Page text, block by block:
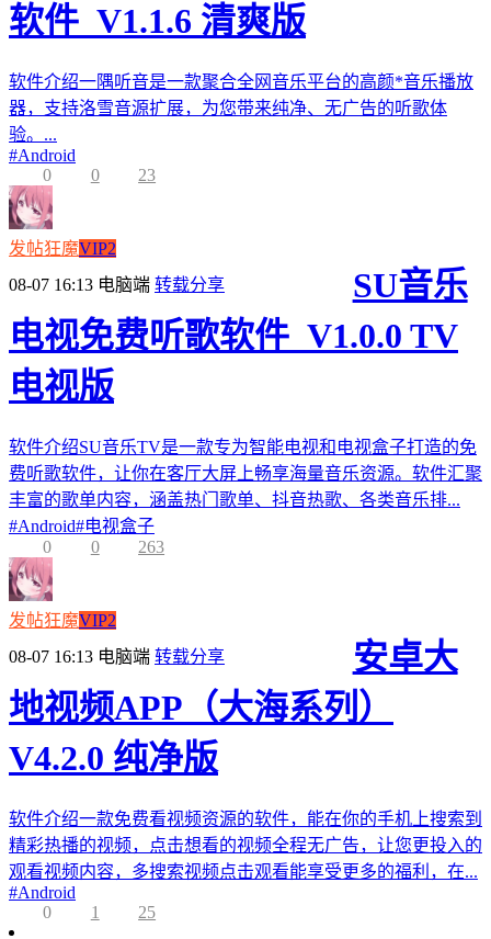
软件_V1.1.6 清爽版
软件介绍一隅听音是一款聚合全网音乐平台的高颜*音乐播放
器，支持洛雪音源扩展，为您带来纯净、无广告的听歌体
验。...
#Android
0
0 23
发帖狂魔VIP2
08-07 16:13 电脑端 转载分享
SU音乐
电视免费听歌软件_V1.0.0 TV
电视版
软件介绍SU音乐TV是一款专为智能电视和电视盒子打造的免
费听歌软件，让你在客厅大屏上畅享海量音乐资源。软件汇聚
丰富的歌单内容，涵盖热门歌单、抖音热歌、各类音乐排...
#Android#电视盒子
0
0 263
发帖狂魔VIP2
08-07 16:13 电脑端 转载分享
安卓大
地视频APP（大海系列）
V4.2.0 纯净版
软件介绍一款免费看视频资源的软件，能在你的手机上搜索到
精彩热播的视频，点击想看的视频全程无广告，让您更投入的
观看视频内容，多搜索视频点击观看能享受更多的福利，在...
#Android
0
1 25